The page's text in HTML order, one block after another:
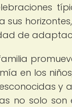
de
en los
y
no solo